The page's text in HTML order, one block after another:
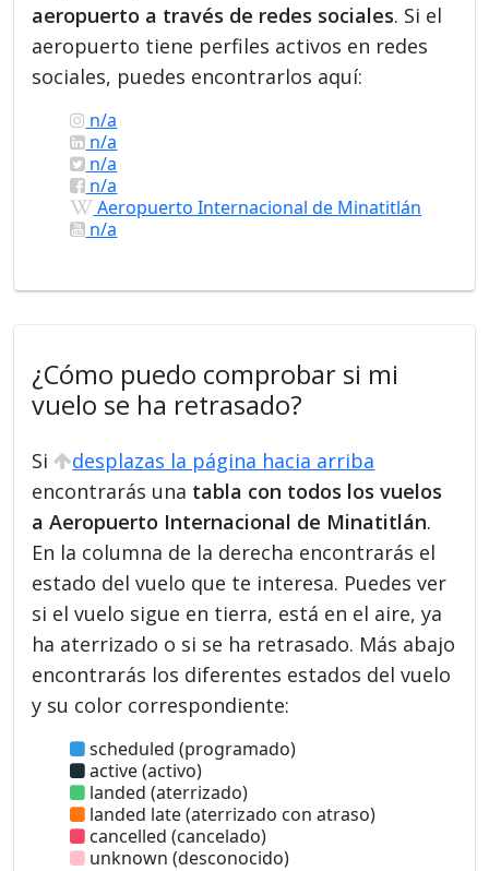
aeropuerto a través de redes sociales. Si el
aeropuerto tiene perfiles activos en redes
sociales, puedes encontrarlos aquí:
n/a
n/a
n/a
n/a
Aeropuerto Internacional de Minatitlán
n/a
¿Cómo puedo comprobar si mi
vuelo se ha retrasado?
Si
desplazas la página hacia arriba
encontrarás una tabla con todos los vuelos
a Aeropuerto Internacional de Minatitlán.
En la columna de la derecha encontrarás el
estado del vuelo que te interesa. Puedes ver
si el vuelo sigue en tierra, está en el aire, ya
ha aterrizado o si se ha retrasado. Más abajo
encontrarás los diferentes estados del vuelo
y su color correspondiente:
scheduled (programado)
active (activo)
landed (aterrizado)
landed late (aterrizado con atraso)
cancelled (cancelado)
unknown (desconocido)